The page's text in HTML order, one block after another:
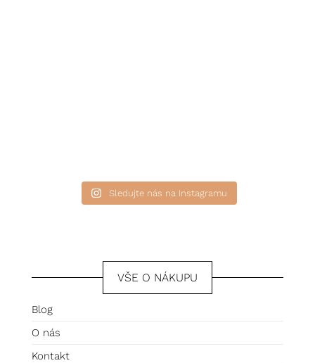
Sledujte nás na Instagramu
VŠE O NÁKUPU
Blog
O nás
Kontakt